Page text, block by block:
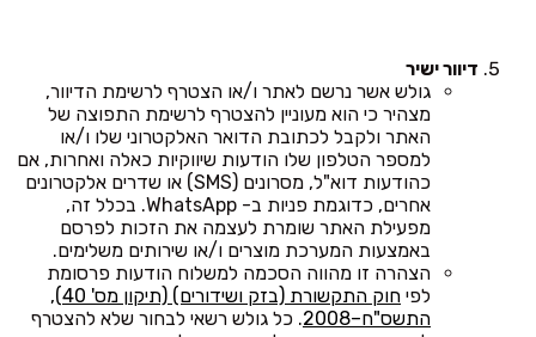
דיוור ישיר
גולש אשר נרשם לאתר ו/או הצטרף לרשימת הדיוור,
מצהיר כי הוא מעוניין להצטרף לרשימת התפוצה של
האתר ולקבל לכתובת הדואר האלקטרוני שלו ו/או
למספר הטלפון שלו הודעות שיווקיות כאלה ואחרות, אם
כהודעות דוא"ל, מסרונים (SMS) או שדרים אלקטרונים
אחרים, כדוגמת פניות ב- WhatsApp. בכלל זה,
מפעילת האתר שומרת לעצמה את הזכות לפרסם
באמצעות המערכת מוצרים ו/או שירותים משלימים.
הצהרה זו מהווה הסכמה למשלוח הודעות פרסומת
לפי
חוק התקשורת (בזק ושידורים) (תיקון מס' 40),
התשס"ח–2008
. כל גולש רשאי לבחור שלא להצטרף